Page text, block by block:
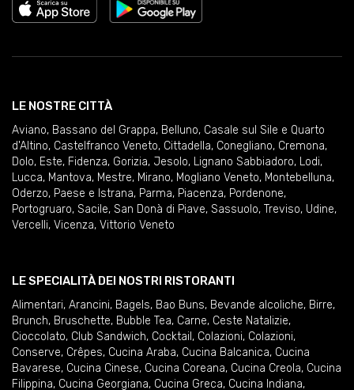
LE NOSTRE CITTÀ
Aviano, Bassano del Grappa, Belluno, Casale sul Sile e Quarto
d'Altino, Castelfranco Veneto, Cittadella, Conegliano, Cremona,
Dolo, Este, Fidenza, Gorizia, Jesolo, Lignano Sabbiadoro, Lodi,
Lucca, Mantova, Mestre, Mirano, Mogliano Veneto, Montebelluna,
Oderzo, Paese e Istrana, Parma, Piacenza, Pordenone,
Portogruaro, Sacile, San Donà di Piave, Sassuolo, Treviso, Udine,
Vercelli, Vicenza, Vittorio Veneto
LE SPECIALITÀ DEI NOSTRI RISTORANTI
Alimentari, Arancini, Bagels, Bao Buns, Bevande alcoliche, Birre,
Brunch, Bruschette, Bubble Tea, Carne, Ceste Natalizie,
Cioccolato, Club Sandwich, Cocktail , Colazioni, Colazioni,
Conserve, Crêpes, Cucina Araba, Cucina Balcanica, Cucina
Bavarese, Cucina Cinese, Cucina Coreana, Cucina Creola, Cucina
Filippina, Cucina Georgiana, Cucina Greca, Cucina Indiana,